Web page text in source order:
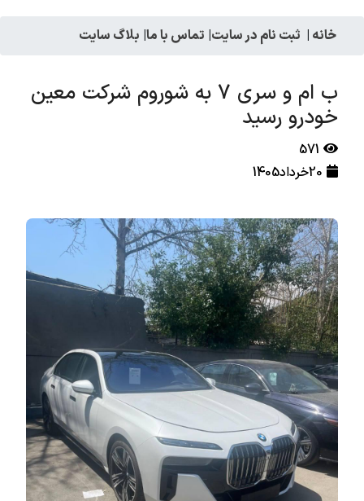
خانه | ثبت نام در سایت| تماس با ما| بلاگ سایت
ب ام و سری 7 به شوروم شرکت معین
خودرو رسید
571
20خرداد1405